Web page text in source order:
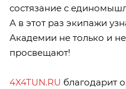
состязание с
А в этот раз экипажи
Академии не только и
просвещают!
4X4TUN.RU благодарит